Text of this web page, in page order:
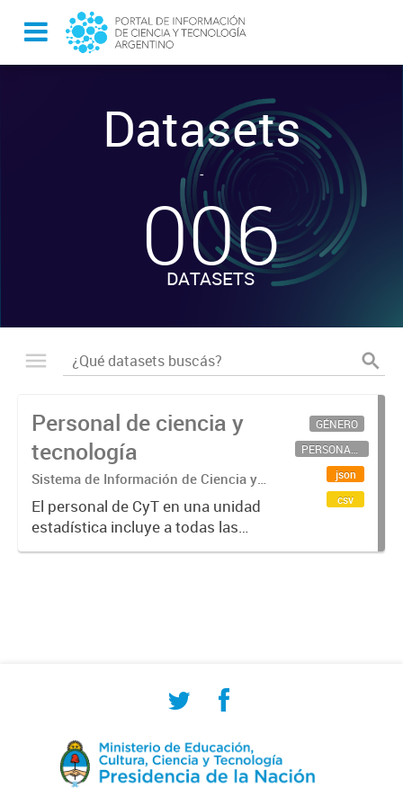
Datasets
-
006
DATASETS
Personal de ciencia y
tecnología
Sistema de Información de Ciencia y
Tecnología Argentino (SICYTAR)
El personal de CyT en una unidad
estadística incluye a todas las
personas involucradas
GÉNERO
PERSONAL CIENTÍFICO-TECNOLÓGICO
json
csv